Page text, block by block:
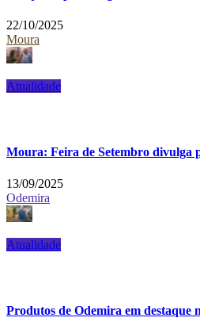
22/10/2025
Moura
Atualidade
Moura: Feira de Setembro divulga
13/09/2025
Odemira
Atualidade
Produtos de Odemira em destaque